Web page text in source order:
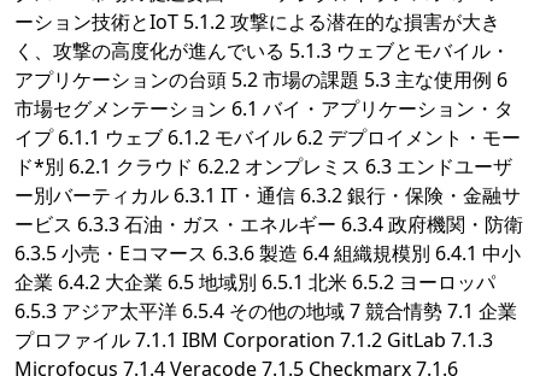
ーション技術とIoT 5.1.2 攻撃による潜在的な損害が大き
く、攻撃の高度化が進んでいる 5.1.3 ウェブとモバイル・
アプリケーションの台頭 5.2 市場の課題 5.3 主な使用例 6
市場セグメンテーション 6.1 バイ・アプリケーション・タ
イプ 6.1.1 ウェブ 6.1.2 モバイル 6.2 デプロイメント・モー
ド*別 6.2.1 クラウド 6.2.2 オンプレミス 6.3 エンドユーザ
ー別バーティカル 6.3.1 IT・通信 6.3.2 銀行・保険・金融サ
ービス 6.3.3 石油・ガス・エネルギー 6.3.4 政府機関・防衛
6.3.5 小売・Eコマース 6.3.6 製造 6.4 組織規模別 6.4.1 中小
企業 6.4.2 大企業 6.5 地域別 6.5.1 北米 6.5.2 ヨーロッパ
6.5.3 アジア太平洋 6.5.4 その他の地域 7 競合情勢 7.1 企業
プロファイル 7.1.1 IBM Corporation 7.1.2 GitLab 7.1.3
Microfocus 7.1.4 Veracode 7.1.5 Checkmarx 7.1.6